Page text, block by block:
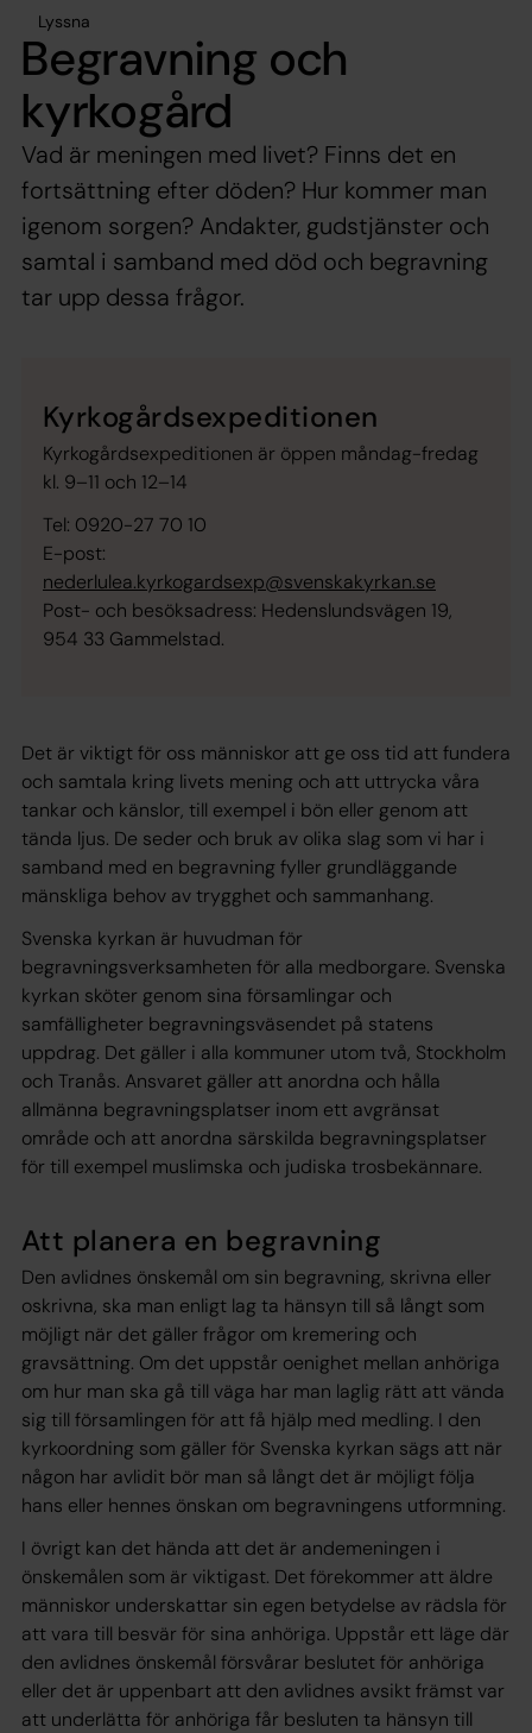
Lyssna
Begravning och
kyrkogård
Vad är meningen med livet? Finns det en
fortsättning efter döden? Hur kommer man
igenom sorgen? Andakter, gudstjänster och
samtal i samband med död och begravning
tar upp dessa frågor.
Kyrkogårdsexpeditionen
Kyrkogårdsexpeditionen är öppen måndag-fredag
kl. 9–11 och 12–14
Tel: 0920-27 70 10
E-post:
nederlulea.kyrkogardsexp@svenskakyrkan.se
Post- och besöksadress: Hedenslundsvägen 19,
954 33 Gammelstad.
Det är viktigt för oss människor att ge oss tid att fundera
och samtala kring livets mening och att uttrycka våra
tankar och känslor, till exempel i bön eller genom att
tända ljus. De seder och bruk av olika slag som vi har i
samband med en begravning fyller grundläggande
mänskliga behov av trygghet och sammanhang.
Svenska kyrkan är huvudman för
begravningsverksamheten för alla medborgare. Svenska
kyrkan sköter genom sina församlingar och
samfälligheter begravningsväsendet på statens
uppdrag. Det gäller i alla kommuner utom två, Stockholm
och Tranås. Ansvaret gäller att anordna och hålla
allmänna begravningsplatser inom ett avgränsat
område och att anordna särskilda begravningsplatser
för till exempel muslimska och judiska trosbekännare.
Att planera en begravning
Den avlidnes önskemål om sin begravning, skrivna eller
oskrivna, ska man enligt lag ta hänsyn till så långt som
möjligt när det gäller frågor om kremering och
gravsättning. Om det uppstår oenighet mellan anhöriga
om hur man ska gå till väga har man laglig rätt att vända
sig till församlingen för att få hjälp med medling. I den
kyrkoordning som gäller för Svenska kyrkan sägs att när
någon har avlidit bör man så långt det är möjligt följa
hans eller hennes önskan om begravningens utformning.
I övrigt kan det hända att det är andemeningen i
önskemålen som är viktigast. Det förekommer att äldre
människor underskattar sin egen betydelse av rädsla för
att vara till besvär för sina anhöriga. Uppstår ett läge där
den avlidnes önskemål försvårar beslutet för anhöriga
eller det är uppenbart att den avlidnes avsikt främst var
att underlätta för anhöriga får besluten ta hänsyn till